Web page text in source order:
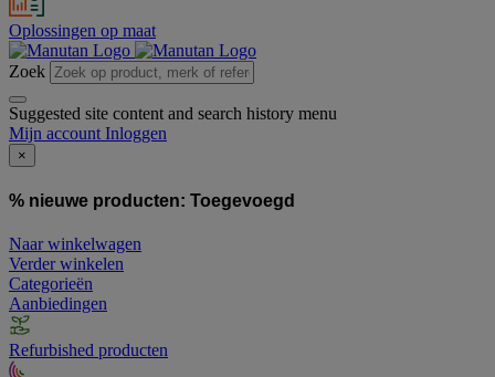
Oplossingen op maat
Zoek
Suggested site content and search history menu
Mijn account Inloggen
×
% nieuwe producten: Toegevoegd
Naar winkelwagen
Verder winkelen
Categorieën
Aanbiedingen
Refurbished producten